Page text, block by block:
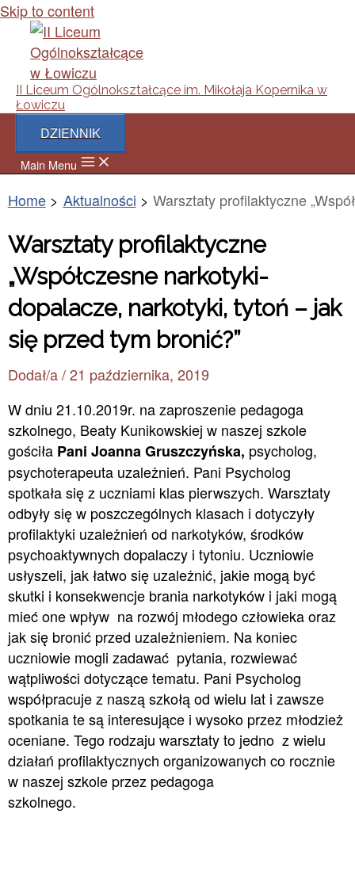
Skip to content
II Liceum Ogólnokształcące im. Mikołaja Kopernika w
Łowiczu
DZIENNIK
Main Menu
Home Aktualności Warsztaty profilaktyczne
Warsztaty profilaktyczne
„Współczesne narkotyki-
dopalacze, narkotyki, tytoń – jak
się przed tym bronić?”
Dodał/a /21 października, 2019
W dniu 21.10.2019r. na zaproszenie pedagoga
szkolnego, Beaty Kunikowskiej w naszej szkole
gościła Pani Joanna Gruszczyńska, psycholog,
psychoterapeuta uzależnień. Pani Psycholog
spotkała się z uczniami klas pierwszych. Warsztaty
odbyły się w poszczególnych klasach i dotyczyły
profilaktyki uzależnień od narkotyków, środków
psychoaktywnych dopalaczy i tytoniu. Uczniowie
usłyszeli, jak łatwo się uzależnić, jakie mogą być
skutki i konsekwencje brania narkotyków i jaki mogą
mieć one wpływ na rozwój młodego człowieka oraz
jak się bronić przed uzależnieniem. Na koniec
uczniowie mogli zadawać pytania, rozwiewać
wątpliwości dotyczące tematu. Pani Psycholog
współpracuje z naszą szkołą od wielu lat i zawsze
spotkania te są interesujące i wysoko przez młodzież
oceniane. Tego rodzaju warsztaty to jedno z wielu
działań profilaktycznych organizowanych co rocznie
w naszej szkole przez pedagoga
szkolnego.